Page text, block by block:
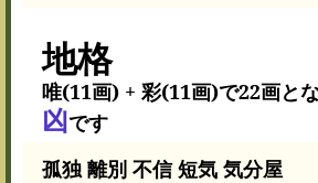
地格
唯(11画) + 彩(11画)で22画と
凶です
孤独 離別 不信 短気 気分屋